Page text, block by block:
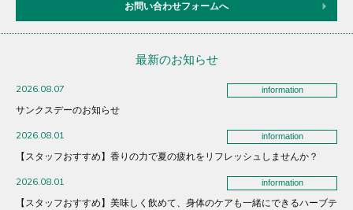
お問い合わせフォームへ
最新のお知らせ
2026.08.07 information
サンクスデーのお知らせ
2026.08.01 information
【スタッフおすすめ】香りの力で夏の疲れをリフレッシュしませんか？
2026.08.01 information
【スタッフおすすめ】美味しく飲めて、身体のケアも一緒にできるハーブテ